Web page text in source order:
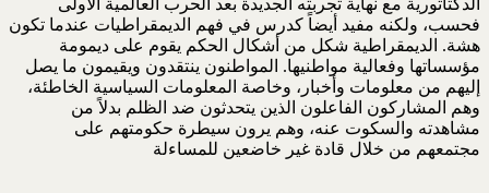
الدكتاتورية مع نهاية تجربته الجديدة بعد الحرب العالمية الأولى
فحسب، ولكنه مفيد أيضاً كدرس في فهم الديمقراطيات عندما تكون
هشة. الديمقراطية شكل من أشكال الحكم يقوم على ديمومة
مؤسساتها وفعالية مواطنيها. المواطنون ينتقدون ويقيمون ما يصل
إليهم من معلومات وأخبار، وخاصة المعلومات السياسية الخاطئة،
وهم المشاركون الفاعلون الذين يتحدثون ضد الظلم بدلاً من
مشاهدته والسكوت عنه، وهم يرون سيطرة حكومتهم على
مجتمعهم من خلال قادة غير خاضعين للمساءلة